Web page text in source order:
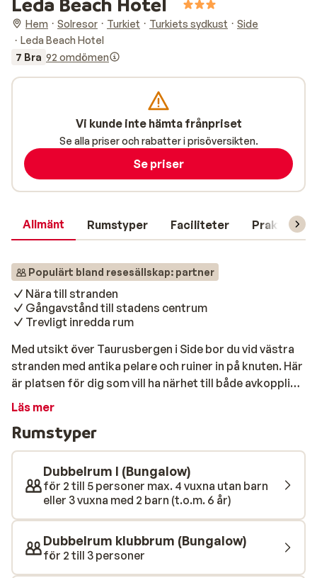
Hem Solresor Turkiet Turkiets sydkust
Side
Leda Beach Hotel
7 Bra 92 omdömen
Allmänt Rumstyper Faciliteter Praktisk
Populärt bland resesällskap: partner
Nära till stranden
Gångavstånd till stadens centrum
Trevligt inredda rum
Med utsikt över Taurusbergen i Side bor du vid västra
stranden med antika pelare och ruiner in på knuten. Här
är platsen för dig som vill ha närhet till både avkoppling
och sightseeing. Ta ett dopp i poolen eller njut av en
promenad till centrum för en rofylld kväll. Inbäddad i
den fina trädgården hittar du hotellets pool. Här slår du
dig ner i skuggan av ett parasoll och njuta av den lugna
atmosfären. När törsten smyger sig på ligger
poolbaren några steg från poolen. För de allra minsta
semesterfirarna finns en separat barnpool. Direkt
utanför hotellet ligger den milslånga västra stranden.
Med sin långgrunda strand inbjuder Medelhavet till
många glada bad för hela familjen och den finkorniga
Läs mer
Rumstyper
Dubbelrum I (Bungalow)
för 2 till 5 personer max. 4 vuxna utan barn
eller 3 vuxna med 2 barn (t.o.m. 6 år)
Dubbelrum klubbrum (Bungalow)
för 2 till 3 personer
Vi kunde inte hämta frånpriset
Se alla priser och rabatter i prisöversikten.
Se priser